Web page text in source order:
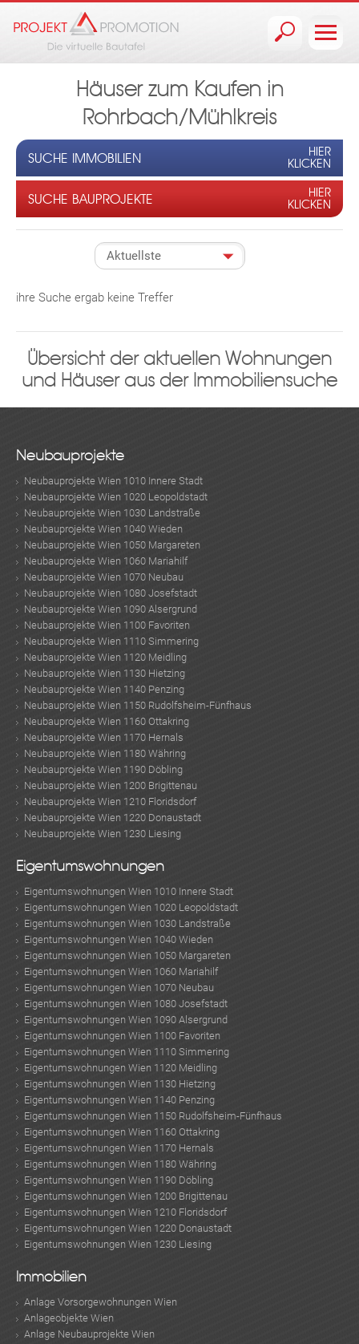
Häuser zum Kaufen in
Rohrbach/Mühlkreis
SUCHE IMMOBILIEN
HIER
KLICKEN
SUCHE BAUPROJEKTE
HIER
KLICKEN
ihre Suche ergab keine Treffer
Übersicht der aktuellen Wohnungen
und Häuser aus der Immobiliensuche
Neubauprojekte
Neubauprojekte Wien 1010 Innere Stadt
Neubauprojekte Wien 1020 Leopoldstadt
Neubauprojekte Wien 1030 Landstraße
Neubauprojekte Wien 1040 Wieden
Neubauprojekte Wien 1050 Margareten
Neubauprojekte Wien 1060 Mariahilf
Neubauprojekte Wien 1070 Neubau
Neubauprojekte Wien 1080 Josefstadt
Neubauprojekte Wien 1090 Alsergrund
Neubauprojekte Wien 1100 Favoriten
Neubauprojekte Wien 1110 Simmering
Neubauprojekte Wien 1120 Meidling
Neubauprojekte Wien 1130 Hietzing
Neubauprojekte Wien 1140 Penzing
Neubauprojekte Wien 1150 Rudolfsheim-Fünfhaus
Neubauprojekte Wien 1160 Ottakring
Neubauprojekte Wien 1170 Hernals
Neubauprojekte Wien 1180 Währing
Neubauprojekte Wien 1190 Döbling
Neubauprojekte Wien 1200 Brigittenau
Neubauprojekte Wien 1210 Floridsdorf
Neubauprojekte Wien 1220 Donaustadt
Neubauprojekte Wien 1230 Liesing
Eigentumswohnungen
Eigentumswohnungen Wien 1010 Innere Stadt
Eigentumswohnungen Wien 1020 Leopoldstadt
Eigentumswohnungen Wien 1030 Landstraße
Eigentumswohnungen Wien 1040 Wieden
Eigentumswohnungen Wien 1050 Margareten
Eigentumswohnungen Wien 1060 Mariahilf
Eigentumswohnungen Wien 1070 Neubau
Eigentumswohnungen Wien 1080 Josefstadt
Eigentumswohnungen Wien 1090 Alsergrund
Eigentumswohnungen Wien 1100 Favoriten
Eigentumswohnungen Wien 1110 Simmering
Eigentumswohnungen Wien 1120 Meidling
Eigentumswohnungen Wien 1130 Hietzing
Eigentumswohnungen Wien 1140 Penzing
Eigentumswohnungen Wien 1150 Rudolfsheim-Fünfhaus
Eigentumswohnungen Wien 1160 Ottakring
Eigentumswohnungen Wien 1170 Hernals
Eigentumswohnungen Wien 1180 Währing
Eigentumswohnungen Wien 1190 Döbling
Eigentumswohnungen Wien 1200 Brigittenau
Eigentumswohnungen Wien 1210 Floridsdorf
Eigentumswohnungen Wien 1220 Donaustadt
Eigentumswohnungen Wien 1230 Liesing
Immobilien
Anlage Vorsorgewohnungen Wien
Anlageobjekte Wien
Anlage Neubauprojekte Wien